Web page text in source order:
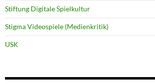
Stiftung Digitale Spielkultur
Stigma Videospiele (Medienkritik)
USK